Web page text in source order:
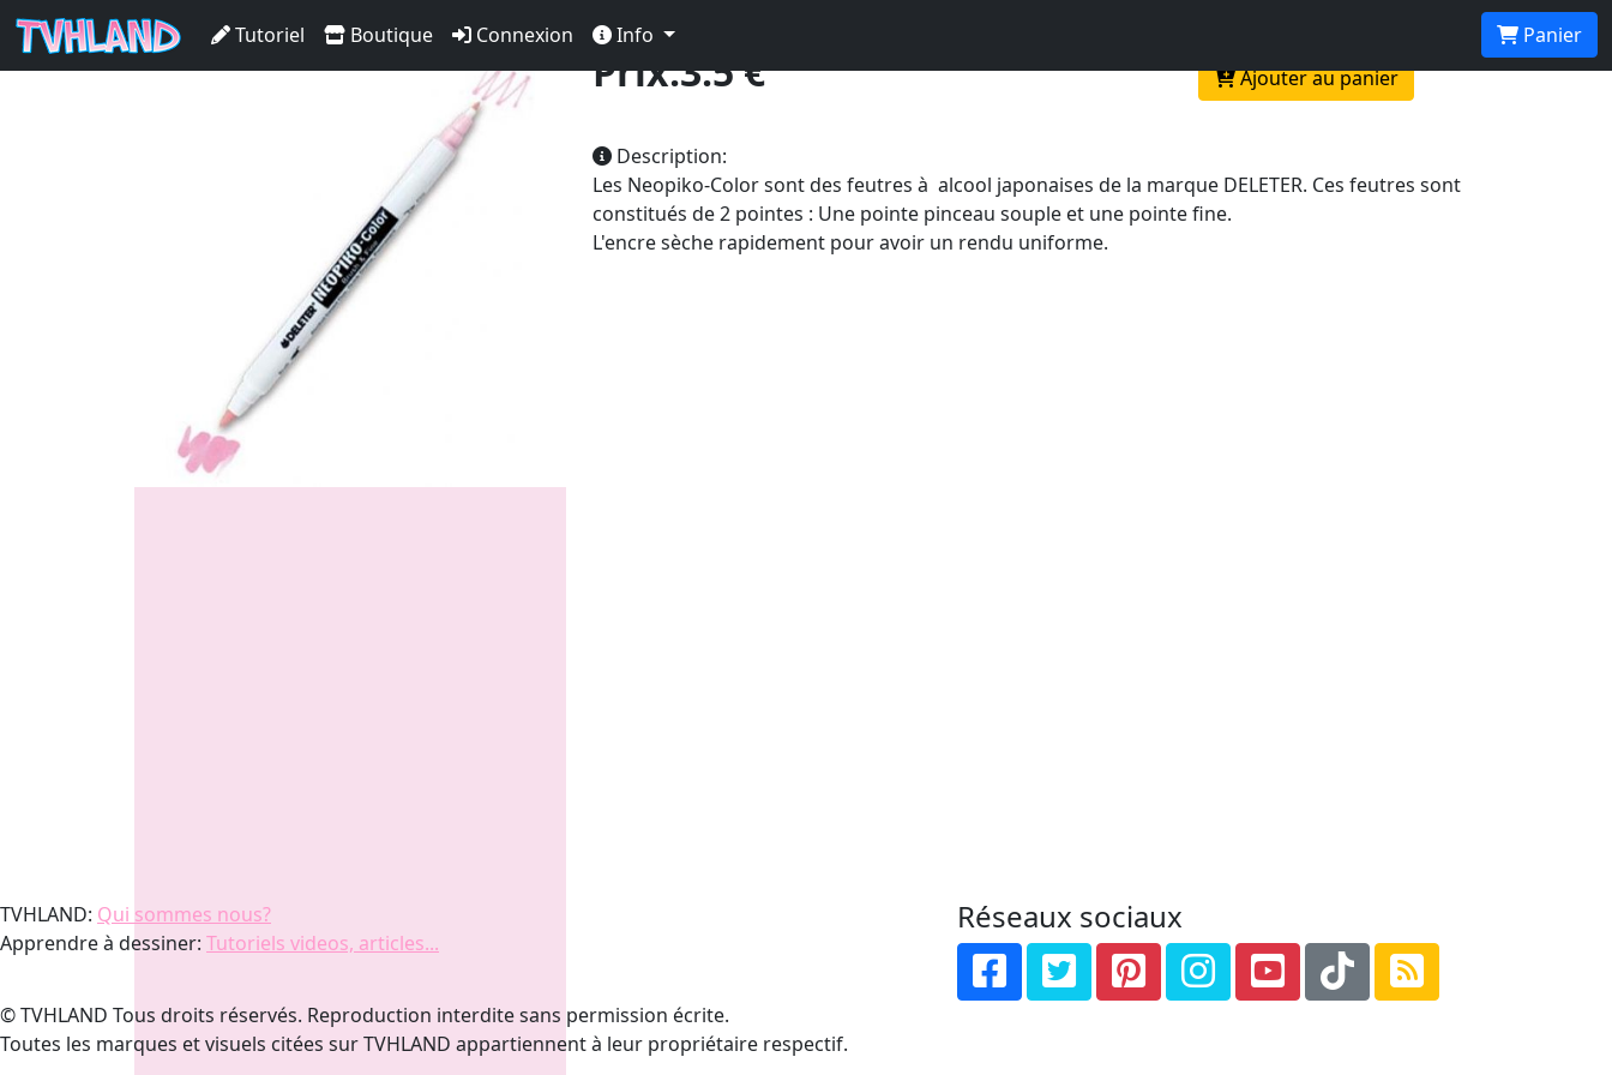
Tutoriel Boutique Connexion Info Panier
Neopiko-Color 336 Lace Pink
Prix:3.5 € Ajouter au panier
Description:
Les Neopiko-Color sont des feutres à alcool japonaises de la marque DELETER. Ces feutres sont
constitués de 2 pointes : Une pointe pinceau souple et une pointe fine.
L'encre sèche rapidement pour avoir un rendu uniforme.
TVHLAND: Qui sommes nous?
Apprendre à dessiner: Tutoriels videos, articles...
Réseaux sociaux
© TVHLAND Tous droits réservés. Reproduction interdite sans permission écrite.
Toutes les marques et visuels citées sur TVHLAND appartiennent à leur propriétaire respectif.